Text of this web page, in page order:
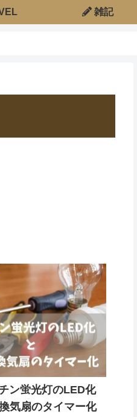
雑記
ン蛍光灯のLED化
気扇のタイマー化